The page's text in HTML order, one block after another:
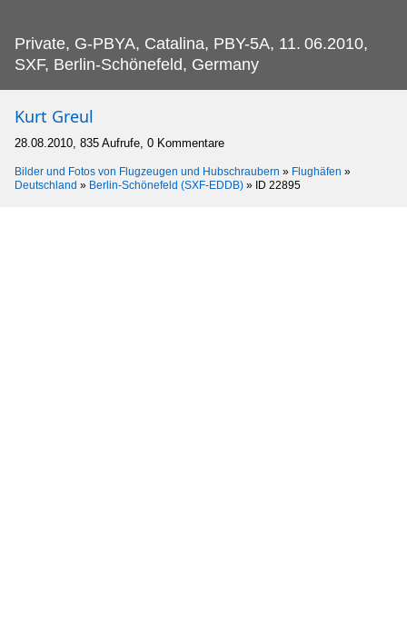
Private, G-PBYA, Catalina, PBY-5A, 11. 06.2010,
SXF, Berlin-Schönefeld, Germany
Kurt Greul
28.08.2010, 835 Aufrufe, 0 Kommentare
Bilder und Fotos von Flugzeugen und Hubschraubern » Flughäfen »
Deutschland » Berlin-Schönefeld (SXF-EDDB) » ID 22895